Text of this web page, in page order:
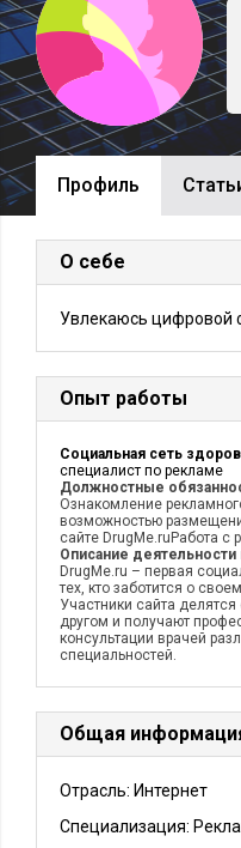
Профиль
О себе
Увлекаюсь цифровой
Опыт работы
специалист по рекламе
Должностные
Ознакомление
возможностью
сайте DrugMe.ruРабота с
Описание деятельности
DrugMe.ru – первая
тех, кто заботится о
Участники сайта
другом и получают
консультации врачей
специальностей.
Общая
Отрасль: Интернет
Специализация: